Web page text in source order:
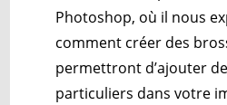
Photoshop, où il nous
comment créer des
permettront d’ajouter
particuliers dans votre